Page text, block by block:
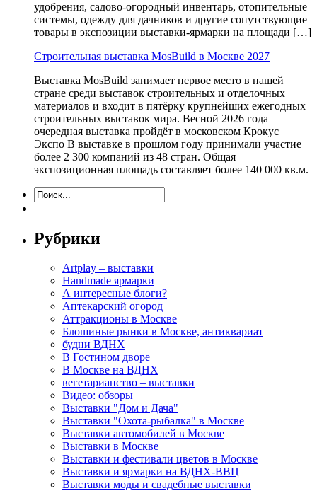
удобрения, садово-огородный инвентарь, отопительные
системы, одежду для дачников и другие сопутствующие
товары в экспозиции выставки-ярмарки на площади […]
Строительная выставка MosBuild в Москве 2027
Выставка MosBuild занимает первое место в нашей
стране среди выставок строительных и отделочных
материалов и входит в пятёрку крупнейших ежегодных
строительных выставок мира. Весной 2026 года
очередная выставка пройдёт в московском Крокус
Экспо В выставке в прошлом году принимали участие
более 2 300 компаний из 48 стран. Общая
экспозиционная площадь составляет более 140 000 кв.м.
Рубрики
Artplay – выставки
Handmade ярмарки
А интересные блоги?
Аптекарский огород
Аттракционы в Москве
Блошиные рынки в Москве, антиквариат
будни ВДНХ
В Гостином дворе
В Москве на ВДНХ
вегетарианство – выставки
Видео: обзоры
Выставки "Дом и Дача"
Выставки "Охота-рыбалка" в Москве
Выставки автомобилей в Москве
Выставки в Москве
Выставки и фестивали цветов в Москве
Выставки и ярмарки на ВДНХ-ВВЦ
Выставки моды и свадебные выставки